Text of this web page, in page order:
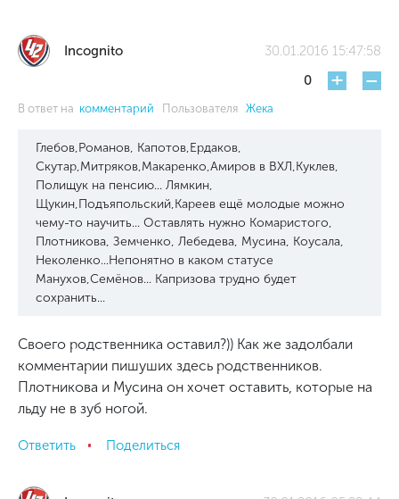
Incognito
30.01.2016 15:47:58
0
+ -
В ответ на комментарий Пользователя Жека
Глебов,Романов, Капотов,Ердаков,
Скутар,Митряков,Макаренко,Амиров в ВХЛ,Куклев,
Полищук на пенсию... Лямкин,
Щукин,Подъяпольский,Кареев ещё молодые можно
чему-то научить... Оставлять нужно Комаристого,
Плотникова, Земченко, Лебедева, Мусина, Коусала,
Неколенко...Непонятно в каком статусе
Манухов,Семёнов... Капризова трудно будет
сохранить...
Своего родственника оставил?)) Как же задолбали
комментарии пишуших здесь родственников.
Плотникова и Мусина он хочет оставить, которые на
льду не в зуб ногой.
Ответить Поделиться